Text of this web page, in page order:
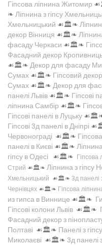
Гіпсова ліпнина Житомир
❧ Ліпнина з гіпсу
Хмельницький ☙🏛️❧
декор Вінниця ☙🏛️❧
фасаду Черкаси ☙🏛️❧
Фасадний декор
☙🏛️❧ Декор для фасаду
Сумах ☙🏛️❧ Гіпсовий
Сумах ☙🏛️❧ Декор для
панелі Львів ☙🏛️❧ Гіпсові
ліпнина Самбір ☙🏛️❧
Гіпсові панелі в Луцьку
Гіпсові 3д панелі в Дніпрі
Червонограді ☙🏛️❧
панелі в Києві ☙🏛️❧
гіпсу в Одесі ☙🏛️❧ Гіпсова
Стрий ☙🏛️❧ Ліпнина з гіпсу
Хмельницький ☙🏛️❧ 3д панелі
Чернівцях ☙🏛️❧ Гіпсова
из гипса в Виннице ☙🏛️❧
Гіпсові колони Львів ☙🏛️❧
Фасадний декор з
Полтаві ☙🏛️❧ Панелі з
Миколаєві ☙🏛️❧ 3д панелі